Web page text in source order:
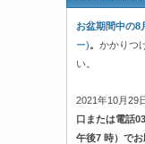
お盆期間中の8
ー)。 かかりつ
い。
2021年10月29
口または電話
午後7 時）でお